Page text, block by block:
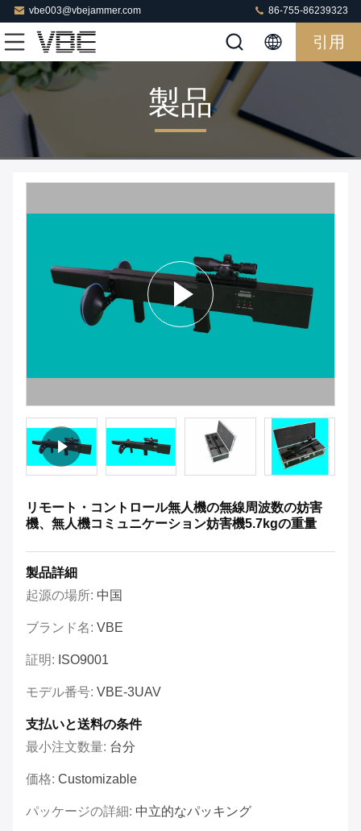
vbe003@vbejammer.com 86-755-86239323
引用
製品
リモート・コントロール無人機の無線周波数の妨害
機、無人機コミュニケーション妨害機5.7kgの重量
製品詳細
起源の場所: 中国
ブランド名: VBE
証明: ISO9001
モデル番号: VBE-3UAV
支払いと送料の条件
最小注文数量: 台分
価格: Customizable
パッケージの詳細: 中立的なパッキング